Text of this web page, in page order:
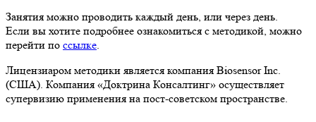
Занятия можно проводить каждый день, или через день.
Если вы хотите подробнее ознакомиться с методикой, можно
перейти по ссылке.
Лицензиаром методики является компания Biosensor Inc.
(США). Компания «Доктрина Консалтинг» осуществляет
супервизию применения на пост-советском пространстве.